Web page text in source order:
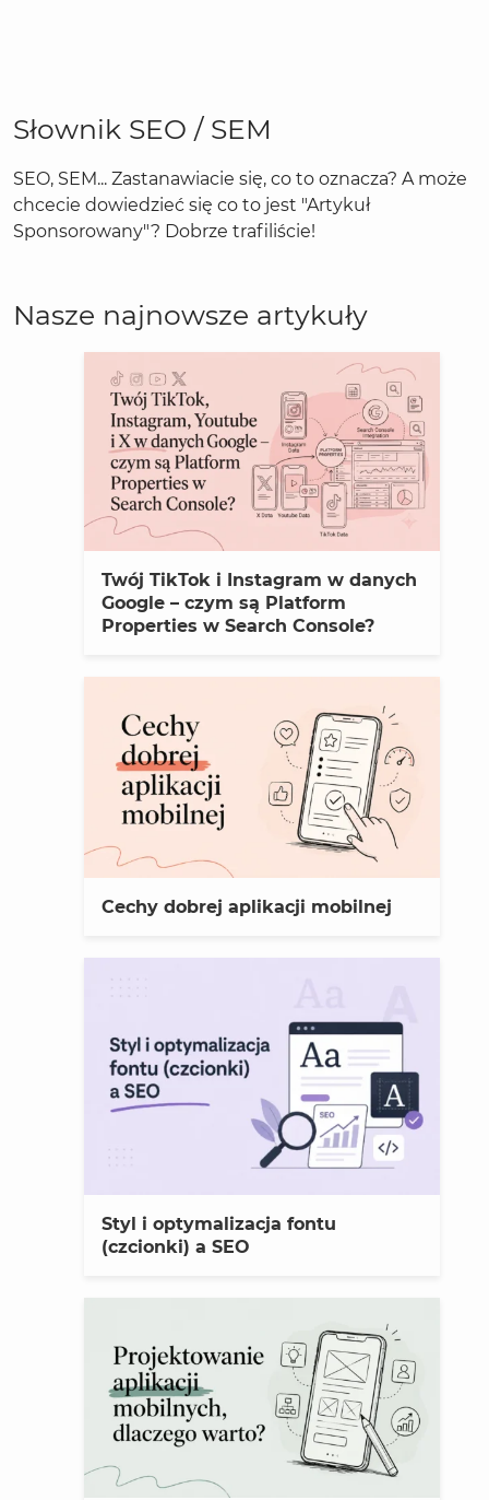
Słownik SEO / SEM
SEO, SEM... Zastanawiacie się, co to oznacza? A może
chcecie dowiedzieć się co to jest "Artykuł
Sponsorowany"? Dobrze trafiliście!
Nasze najnowsze artykuły
Twój TikTok i Instagram w danych
Google – czym są Platform
Properties w Search Console?
Cechy dobrej aplikacji mobilnej
Styl i optymalizacja fontu
(czcionki) a SEO